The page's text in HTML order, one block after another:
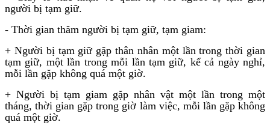
người bị tạm giữ.
- Thời gian thăm người bị tạm giữ, tạm giam:
+ Người bị tạm giữ gặp thân nhân một lần trong thời gian
tạm giữ, một lần trong mỗi lần tạm giữ, kể cả ngày nghỉ,
mỗi lần gặp không quá một giờ.
+ Người bị tạm giam gặp nhân vật một lần trong một
tháng, thời gian gặp trong giờ làm việc, mỗi lần gặp không
quá một giờ.